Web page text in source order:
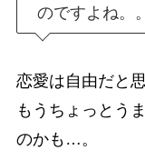
のですよね。。
恋愛は自由だと
もうちょっとう
のかも…。